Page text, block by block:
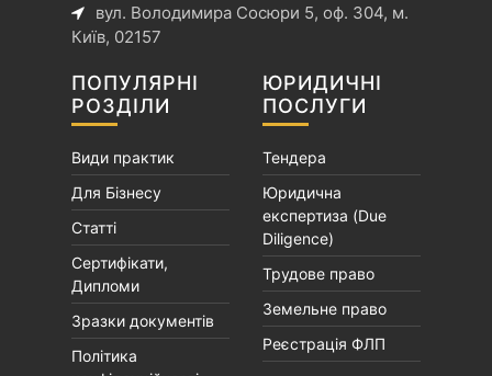
вул. Володимира Сосюри 5, оф. 304, м.
Київ, 02157
ПОПУЛЯРНІ
РОЗДІЛИ
Види практик
Для Бізнесу
Статті
Сертифікати,
Дипломи
Зразки документів
Політика
ЮРИДИЧНІ
ПОСЛУГИ
Тендера
Юридична
експертиза (Due
Diligence)
Трудове право
Земельне право
Реєстрація ФЛП